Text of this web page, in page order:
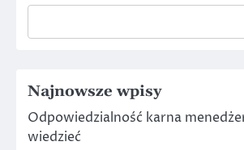
Najnowsze wpisy
Odpowiedzialność karna
wiedzieć